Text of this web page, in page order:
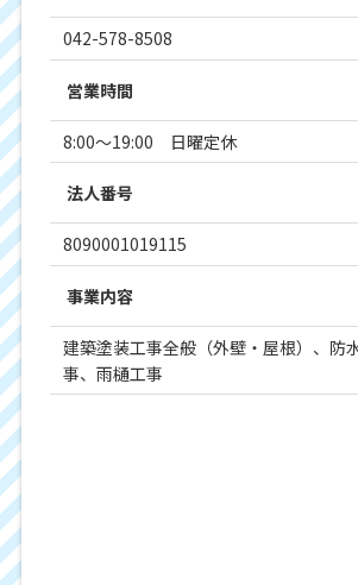
042-578-8508
営業時間
8:00～19:00 日曜定休
法人番号
8090001019115
事業内容
建築塗装工事全般（外壁・屋根）、防
事、雨樋工事